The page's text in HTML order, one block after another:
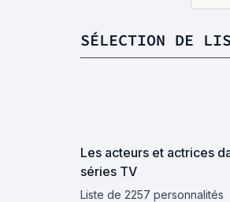
SÉLECTION DE
Les acteurs et actrices
séries TV
Liste de 2257 personnalités